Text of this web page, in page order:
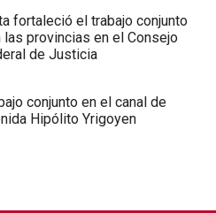
fortaleció el trabajo conjunto
las provincias en el Consejo
de Justicia
conjunto en el canal de
Hipólito Yrigoyen